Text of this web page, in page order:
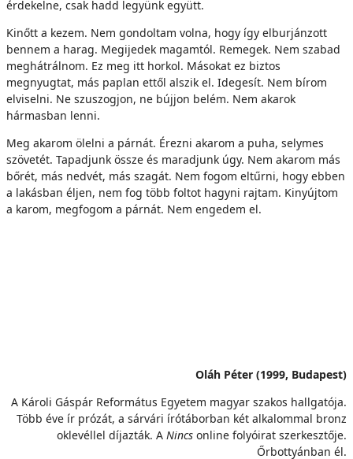
érdekelne, csak hadd legyünk együtt.
Kinőtt a kezem. Nem gondoltam volna, hogy így elburjánzott
bennem a harag. Megijedek magamtól. Remegek. Nem szabad
meghátrálnom. Ez meg itt horkol. Másokat ez biztos
megnyugtat, más paplan ettől alszik el. Idegesít. Nem bírom
elviselni. Ne szuszogjon, ne bújjon belém. Nem akarok
hármasban lenni.
Meg akarom ölelni a párnát. Érezni akarom a puha, selymes
szövetét. Tapadjunk össze és maradjunk úgy. Nem akarom más
bőrét, más nedvét, más szagát. Nem fogom eltűrni, hogy ebben
a lakásban éljen, nem fog több foltot hagyni rajtam. Kinyújtom
a karom, megfogom a párnát. Nem engedem el.
Oláh Péter (1999, Budapest)
A Károli Gáspár Református Egyetem magyar szakos hallgatója.
Több éve ír prózát, a sárvári írótáborban két alkalommal bronz
oklevéllel díjazták. A Nincs online folyóirat szerkesztője.
Őrbottyánban él.